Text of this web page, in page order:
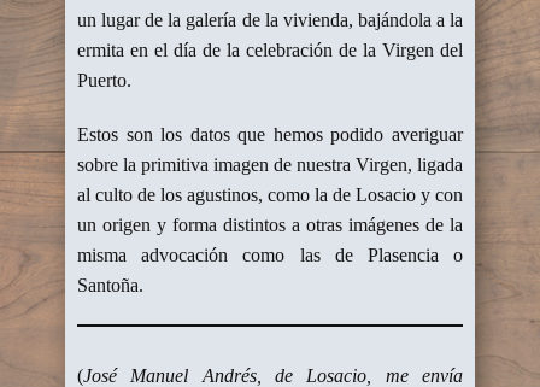
un lugar de la galería de la vivienda, bajándola a la
ermita en el día de la celebración de la Virgen del
Puerto.
Estos son los datos que hemos podido averiguar
sobre la primitiva imagen de nuestra Virgen, ligada
al culto de los agustinos, como la de Losacio y con
un origen y forma distintos a otras imágenes de la
misma advocación como las de Plasencia o
Santoña.
(José Manuel Andrés, de Losacio, me envía